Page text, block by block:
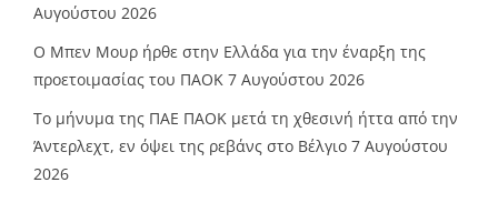
Αυγούστου 2026
O Mπεν Μουρ ήρθε στην Ελλάδα για την έναρξη της
προετοιμασίας του ΠΑΟΚ 7 Αυγούστου 2026
Το μήνυμα της ΠΑΕ ΠΑΟΚ μετά τη χθεσινή ήττα από την
Άντερλεχτ, εν όψει της ρεβάνς στο Βέλγιο 7 Αυγούστου
2026